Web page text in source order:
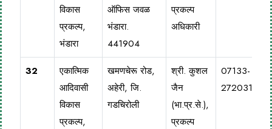
विकास
प्रकल्प,
भंडारा
ऑफिस जवळ
भंडारा.
441904
प्रकल्प
अधिकारी
32
एकात्मिक
आदिवासी
विकास
प्रकल्प,
खमणचेरू रोड,
अहेरी, जि.
गडचिरोली
श्री. कुशल
जैन
(भा.प्र.से.),
प्रकल्प
07133-
272031